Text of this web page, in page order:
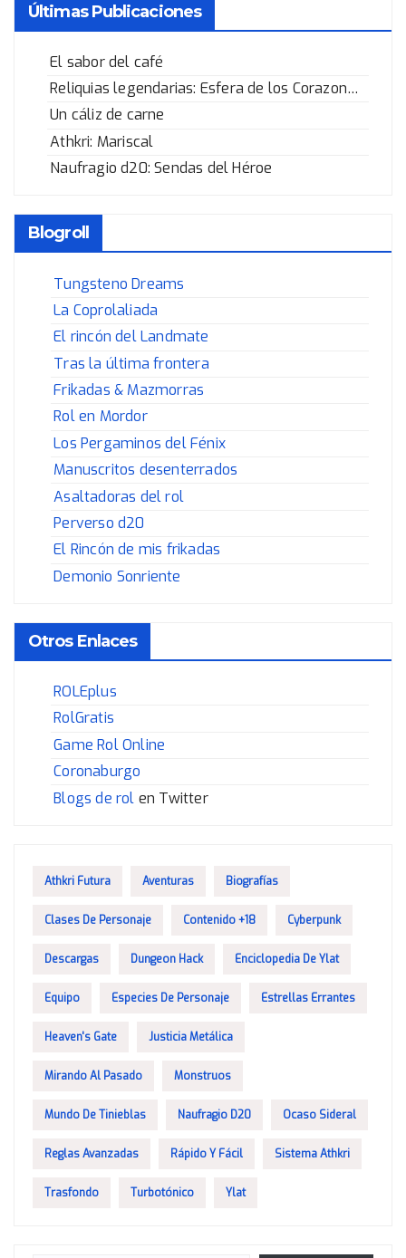
Últimas Publicaciones
El sabor del café
Reliquias legendarias: Esfera de los Corazones Rotos
Un cáliz de carne
Athkri: Mariscal
Naufragio d20: Sendas del Héroe
Blogroll
Tungsteno Dreams
La Coprolaliada
El rincón del Landmate
Tras la última frontera
Frikadas & Mazmorras
Rol en Mordor
Los Pergaminos del Fénix
Manuscritos desenterrados
Asaltadoras del rol
Perverso d20
El Rincón de mis frikadas
Demonio Sonriente
Otros Enlaces
ROLEplus
RolGratis
Game Rol Online
Coronaburgo
Blogs de rol en Twitter
Athkri Futura Aventuras Biografías
Clases De Personaje Contenido +18 Cyberpunk
Descargas Dungeon Hack Enciclopedia De Ylat
Equipo Especies De Personaje Estrellas Errantes
Heaven's Gate Justicia Metálica
Mirando Al Pasado Monstruos
Mundo De Tinieblas Naufragio D20 Ocaso Sideral
Reglas Avanzadas Rápido Y Fácil Sistema Athkri
Trasfondo Turbotónico Ylat